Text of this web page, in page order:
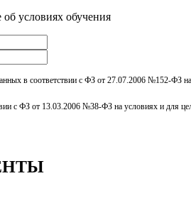
условиях обучения
в соответствии с ФЗ от 27.07.2006 №152-ФЗ
с ФЗ от 13.03.2006 №38-ФЗ на условиях и для